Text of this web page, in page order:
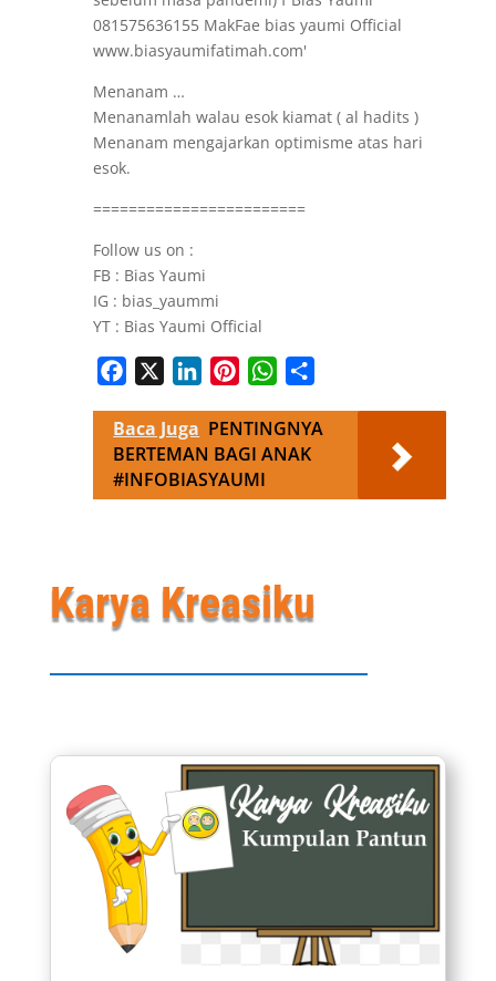
Menanam …
Menanamlah walau esok kiamat ( al hadits )
Menanam mengajarkan optimisme atas hari
esok.
========================
Follow us on :
FB : Bias Yaumi
IG : bias_yaummi
YT : Bias Yaumi Official
Facebook LinkedInPinterestWhatsApp
Baca Juga PENTINGNYA
BERTEMAN BAGI ANAK
#INFOBIASYAUMI
Karya Kreasiku